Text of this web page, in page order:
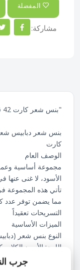
المفضلة
مشاركة:
"بنس شعر كارت 42 قطعة أسود صنع فى الصين":
كارت
الوصف العام
مجموعة أساسية
الأسود، لا غنى عنها
مما يضمن توفر عدد
التسريحات تعقيداً
الميزات الأساسية
النوع بنس شعر
اللون: الأسود
للاستخدام الخفي مع
جرب